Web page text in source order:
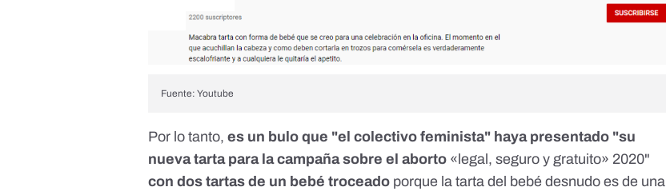
Fuente:Youtube
Por lo tanto,es un bulo que "el colectivo feminista" haya presentado "su
nueva tarta para la campaña sobre el aborto «legal, seguro y gratuito» 2020"
con dos tartas de un bebé troceado porque la tarta del bebé desnudo es de una